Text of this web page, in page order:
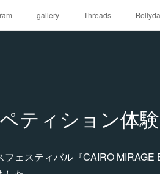
gallery Threads
ティション体験
ェスティバル『CAIRO MIRAGE